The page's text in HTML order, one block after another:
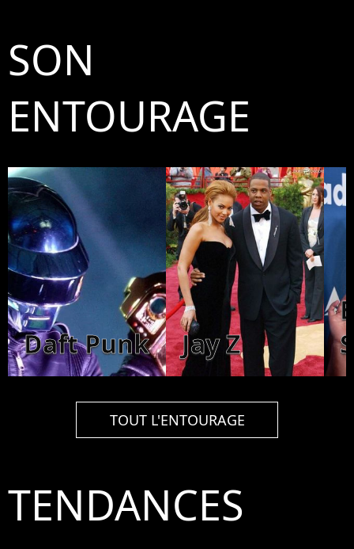
SON
ENTOURAGE
Daft Punk Jay Z
TOUT L'ENTOURAGE
TENDANCES